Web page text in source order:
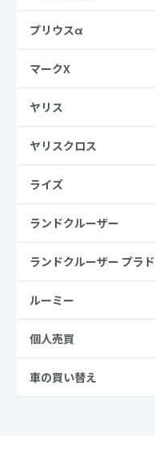
プリウスα
マークX
ヤリス
ヤリスクロス
ライズ
ランドクルーザー
ランドクルーザー プラド
ルーミー
個人売買
車の買い替え